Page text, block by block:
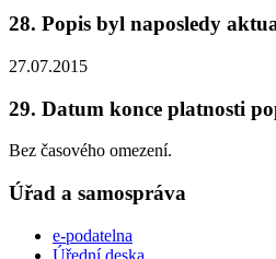
28. Popis byl naposledy
27.07.2015
29. Datum konce platnosti
Bez časového omezení.
Úřad a samospráva
e-podatelna
Úřední deska